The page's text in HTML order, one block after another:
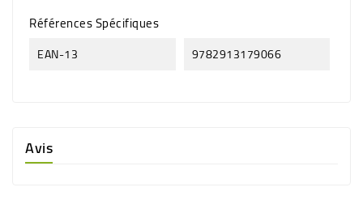
Références Spécifiques
EAN-13 9782913179066
Avis